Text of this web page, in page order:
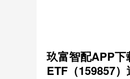
玖富智配APP下
ETF（159857